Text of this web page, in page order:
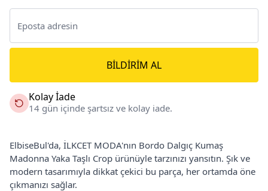
BILDIRIM AL
Kolay İade
14 gün içinde şartsız ve kolay iade.
ElbiseBul'da, İLKCET MODA'nın Bordo Dalgıç Kumaş
Madonna Yaka Taşlı Crop ürünüyle tarzınızı yansıtın. Şık ve
modern tasarımıyla dikkat çekici bu parça, her ortamda öne
çıkmanızı sağlar.